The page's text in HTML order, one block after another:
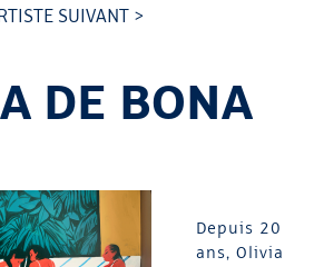
SUIVANT >
DE BONA
Depuis 20
ans, Olivia